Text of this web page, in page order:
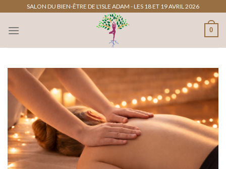
contenu
SALON DU BIEN-ÊTRE DE L'ISLE ADAM - LES 18 ET 19 AVRIL 2026
0